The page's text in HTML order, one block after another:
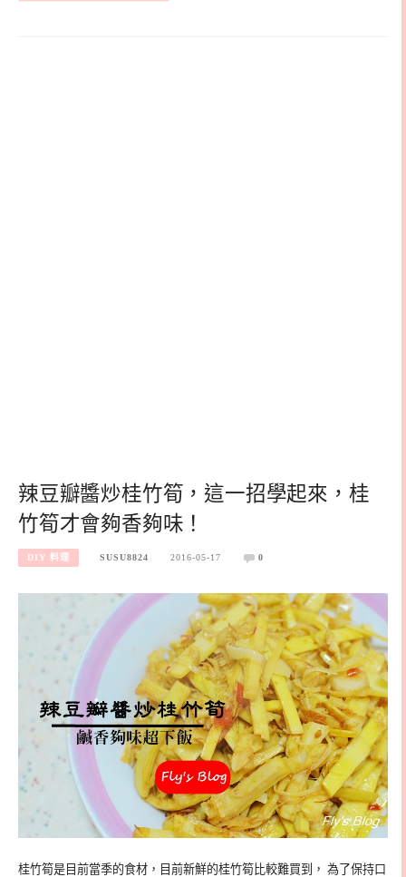
辣豆瓣醬炒桂竹筍，這一招學起來，桂
竹筍才會夠香夠味！
DIY 料理 SUSU8824 2016-05-17 0
桂竹筍是目前當季的食材，目前新鮮的桂竹筍比較難買到， 為了保持口